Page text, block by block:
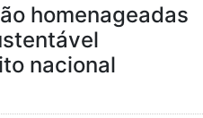
homenageadas
nacional